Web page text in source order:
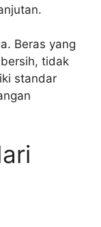
Beras yang
tidak
standar